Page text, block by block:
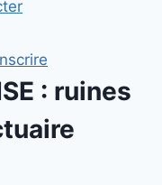
: ruines